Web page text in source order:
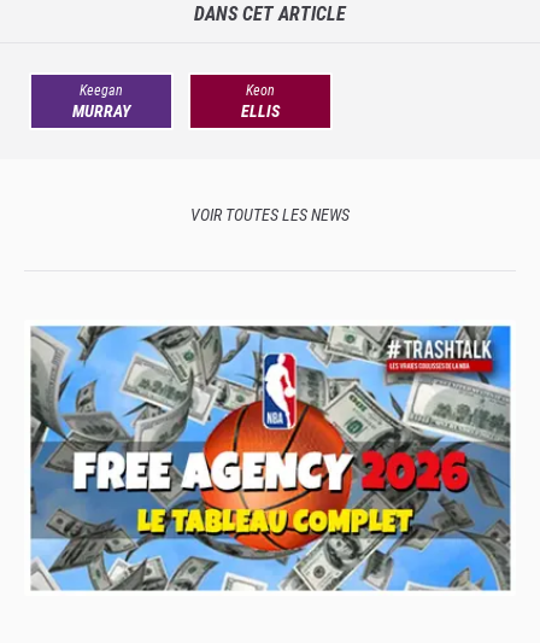
DANS CET ARTICLE
Keegan
MURRAY
Keon
ELLIS
VOIR TOUTES LES NEWS